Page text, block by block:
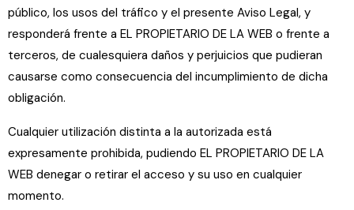
público, los usos del tráfico y el presente Aviso Legal, y
responderá frente a EL PROPIETARIO DE LA WEB o frente a
terceros, de cualesquiera daños y perjuicios que pudieran
causarse como consecuencia del incumplimiento de dicha
obligación.
Cualquier utilización distinta a la autorizada está
expresamente prohibida, pudiendo EL PROPIETARIO DE LA
WEB denegar o retirar el acceso y su uso en cualquier
momento.